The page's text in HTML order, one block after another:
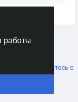
работы
Свяжитесь с